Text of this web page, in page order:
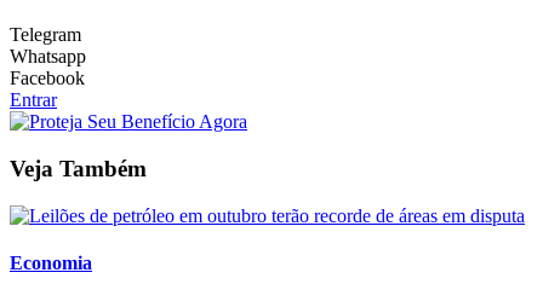
Telegram
Whatsapp
Facebook
Entrar
Veja Também
Economia